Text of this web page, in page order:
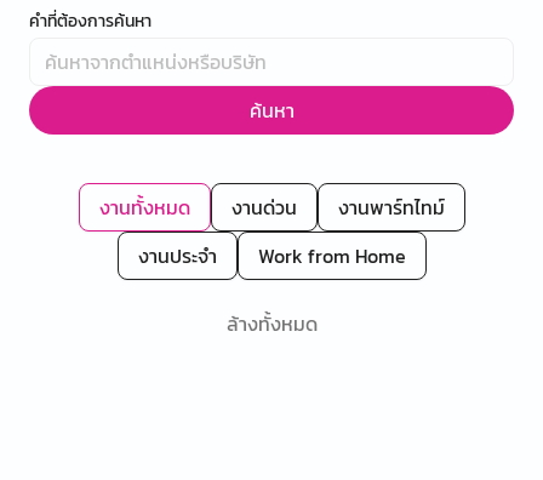
คำที่ต้องการค้นหา
ค้นหา
งานทั้งหมด งานด่วน
งานพาร์ทไทม์
งานประจำ
Work from Home
ล้างทั้งหมด